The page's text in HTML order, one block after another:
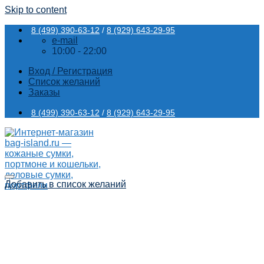
Skip to content
8 (499) 390-63-12 / 8 (929) 643-29-95
e-mail
10:00 - 22:00
Вход / Регистрация
Список желаний
Заказы
8 (499) 390-63-12 / 8 (929) 643-29-95
Добавить в список желаний